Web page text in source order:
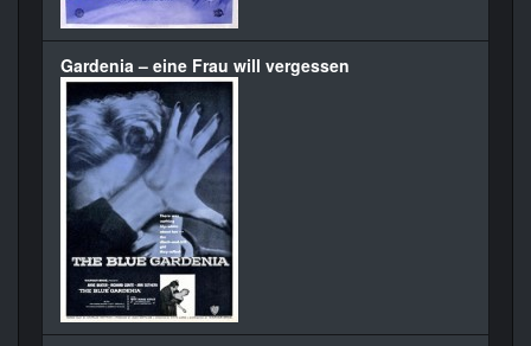
Gardenia – eine Frau will vergessen